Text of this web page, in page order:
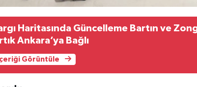
Haritasında Güncelleme Bartın ve
Ankara’ya Bağlı
İçeriği Görüntüle